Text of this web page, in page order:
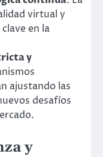
virtual y
en la
y
ajustando las
desafíos
y